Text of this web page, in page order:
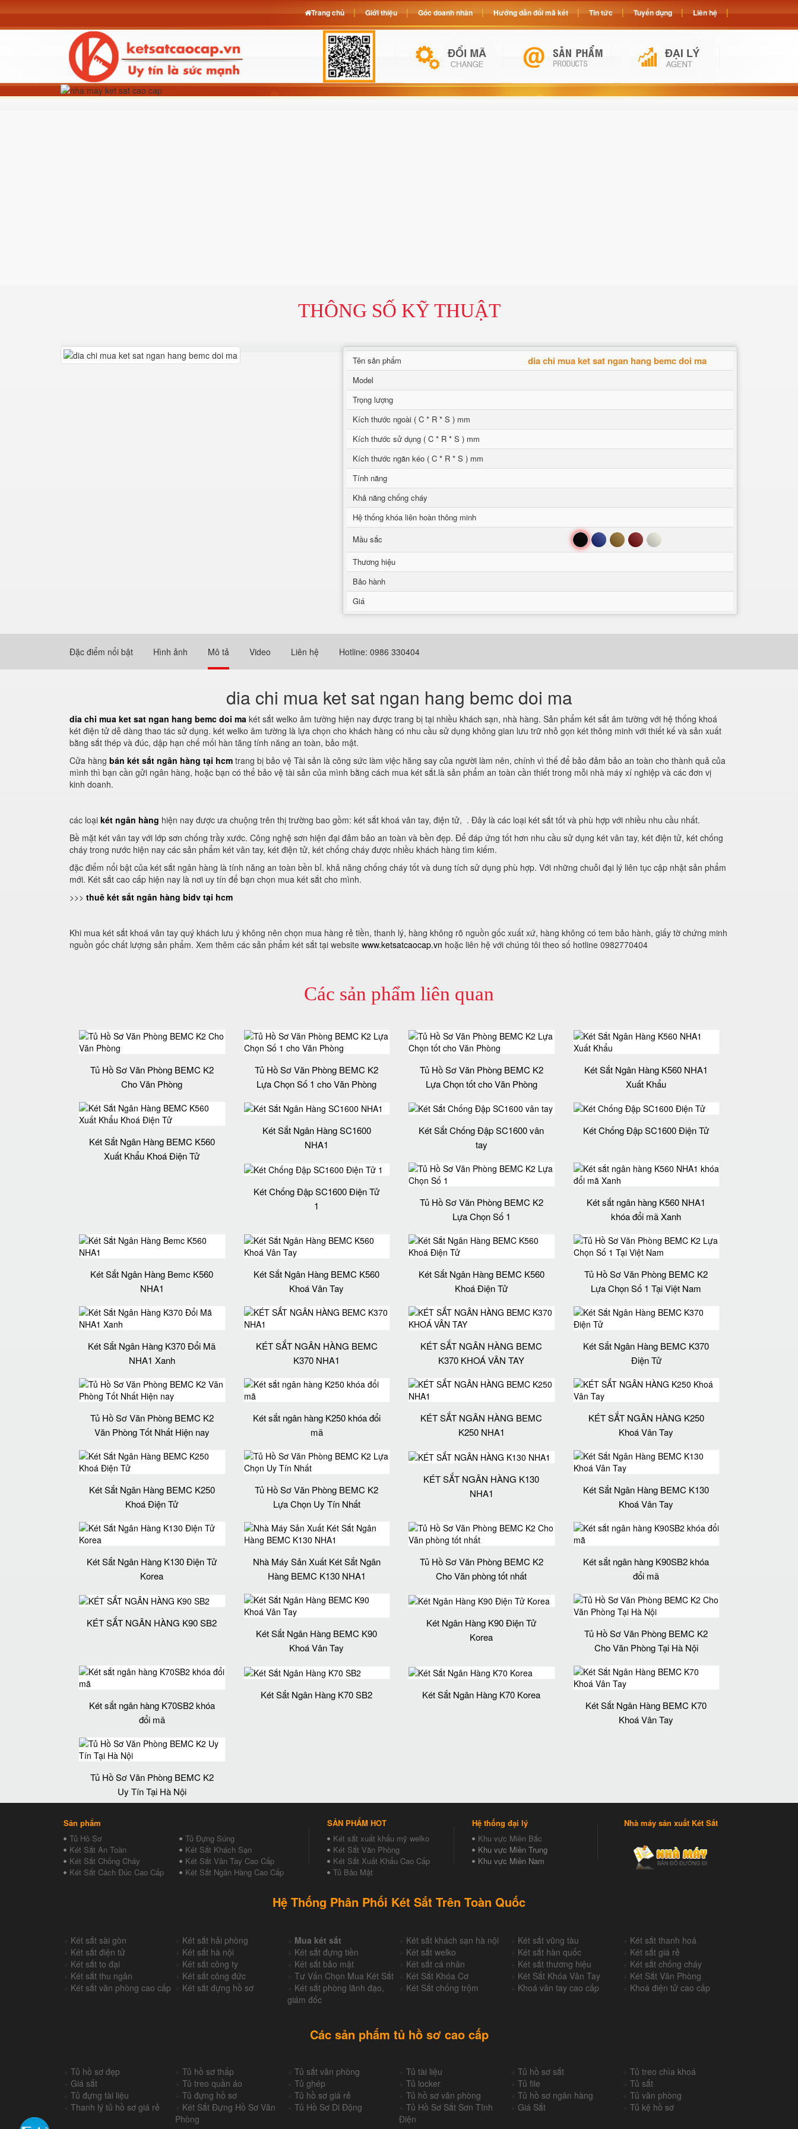
THÔNG SỐ KỸ THUẬT
Tên sản phẩm dia chi mua ket sat ngan hang bemc doi ma
Model
Trọng lượng
Kích thước ngoài ( C * R * S ) mm
Kích thước sử dụng ( C * R * S ) mm
Kích thước ngăn kéo ( C * R * S ) mm
Tính năng
Khả năng chống cháy
Hệ thống khóa liên hoàn thông minh
Mầu sắc
Đen Xanh Nâu Đỏ Trắng
Thương hiệu
Bảo hành
Giá
Đặc điểm nổi bật Hình ảnh Mô tả Video Liên hệ Hotline: 0986 330404
dia chi mua ket sat ngan hang bemc doi ma
dia chi mua ket sat ngan hang bemc doi ma két sắt welko âm tường hiện nay được trang bị tại nhiều khách sạn, nhà hàng. Sản phẩm két sắt âm tường với hệ thống khoá
két điện tử dễ dàng thao tác sử dụng. két welko âm tường là lựa chọn cho khách hàng có nhu cầu sử dụng không gian lưu trữ nhỏ gọn két thông minh với thiết kế và sản xuất
bằng sắt thép và đúc, dập hạn chế mối hàn tăng tính năng an toàn, bảo mật.
Cửa hàng bán két sắt ngân hàng tại hcm trang bị bảo vệ Tài sản là công sức làm việc hăng say của người làm nên, chính vì thế để bảo đảm bảo an toàn cho thành quả của
mình thì bạn cần gửi ngân hàng, hoặc bạn có thể bảo vệ tài sản của mình bằng cách mua két sắt.là sản phẩm an toàn cần thiết trong mỗi nhà máy xí nghiệp và các đơn vị
kinh doanh.
các loại két ngân hàng hiện nay được ưa chuộng trên thị trường bao gồm: két sắt khoá vân tay, điện tử, . Đây là các loại két sắt tốt và phù hợp với nhiều nhu cầu nhất.
Bề mặt két vân tay với lớp sơn chống trầy xước. Công nghệ sơn hiện đại đảm bảo an toàn và bền đẹp. Để đáp ứng tốt hơn nhu cầu sử dụng két vân tay, két điện tử, két chống
cháy trong nước hiện nay các sản phẩm két vân tay, két điện tử, két chống cháy được nhiều khách hàng tìm kiếm.
đặc điểm nổi bật của két sắt ngân hàng là tính năng an toàn bền bỉ. khả năng chống cháy tốt và dung tích sử dụng phù hợp. Với những chuỗi đại lý liên tục cập nhật sản phẩm
mới. Két sắt cao cấp hiện nay là nơi uy tín để bạn chọn mua két sắt cho mình.
>>> thuê két sắt ngân hàng bidv tại hcm
Khi mua két sắt khoá vân tay quý khách lưu ý không nên chọn mua hàng rẻ tiền, thanh lý, hàng không rõ nguồn gốc xuất xứ, hàng không có tem bảo hành, giấy tờ chứng minh
nguồn gốc chất lượng sản phẩm. Xem thêm các sản phẩm két sắt tại website www.ketsatcaocap.vn hoặc liên hệ với chúng tôi theo số hotline 0982770404
Các sản phẩm liên quan
Tủ Hồ Sơ Văn Phòng BEMC K2
Cho Văn Phòng
Tủ Hồ Sơ Văn Phòng BEMC K2
Lựa Chọn Số 1 cho Văn Phòng
Tủ Hồ Sơ Văn Phòng BEMC K2
Lựa Chọn tốt cho Văn Phòng
Két Sắt Ngân Hàng K560 NHA1
Xuất Khẩu
Két Sắt Ngân Hàng BEMC K560
Xuất Khẩu Khoá Điện Tử
Két Sắt Ngân Hàng SC1600
NHA1
Két Sắt Chống Đập SC1600 vân
tay
Két Chống Đập SC1600 Điện Tử
Két Chống Đập SC1600 Điện Tử
1
Tủ Hồ Sơ Văn Phòng BEMC K2
Lựa Chọn Số 1
Két sắt ngân hàng K560 NHA1
khóa đổi mã Xanh
Két Sắt Ngân Hàng Bemc K560
NHA1
Két Sắt Ngân Hàng BEMC K560
Khoá Vân Tay
Két Sắt Ngân Hàng BEMC K560
Khoá Điện Tử
Tủ Hồ Sơ Văn Phòng BEMC K2
Lựa Chọn Số 1 Tại Việt Nam
Két Sắt Ngân Hàng K370 Đổi Mã
NHA1 Xanh
KÉT SẮT NGÂN HÀNG BEMC
K370 NHA1
KÉT SẮT NGÂN HÀNG BEMC
K370 KHOÁ VÂN TAY
Két Sắt Ngân Hàng BEMC K370
Điện Tử
Tủ Hồ Sơ Văn Phòng BEMC K2
Văn Phòng Tốt Nhất Hiện nay
Két sắt ngân hàng K250 khóa đổi
mã
KÉT SẮT NGÂN HÀNG BEMC
K250 NHA1
KÉT SẮT NGÂN HÀNG K250
Khoá Vân Tay
Két Sắt Ngân Hàng BEMC K250
Khoá Điện Tử
Tủ Hồ Sơ Văn Phòng BEMC K2
Lựa Chọn Uy Tín Nhất
KÉT SẮT NGÂN HÀNG K130
NHA1
Két Sắt Ngân Hàng BEMC K130
Khoá Vân Tay
Két Sắt Ngân Hàng K130 Điện Tử
Korea
Nhà Máy Sản Xuất Két Sắt Ngân
Hàng BEMC K130 NHA1
Tủ Hồ Sơ Văn Phòng BEMC K2
Cho Văn phòng tốt nhất
Két sắt ngân hàng K90SB2 khóa
đổi mã
KÉT SẮT NGÂN HÀNG K90 SB2
Két Sắt Ngân Hàng BEMC K90
Khoá Vân Tay
Két Ngân Hàng K90 Điện Tử
Korea
Tủ Hồ Sơ Văn Phòng BEMC K2
Cho Văn Phòng Tại Hà Nội
Két sắt ngân hàng K70SB2 khóa
đổi mã
Két Sắt Ngân Hàng K70 SB2
Két Sắt Ngân Hàng K70 Korea
Két Sắt Ngân Hàng BEMC K70
Khoá Vân Tay
Tủ Hồ Sơ Văn Phòng BEMC K2
Uy Tín Tại Hà Nội
Sản phẩm
Tủ Hồ Sơ
Tủ Đựng Súng
Két Sắt An Toàn
Két Sắt Khách Sạn
Két Sắt Chống Cháy
Két Sắt Vân Tay Cao Cấp
Két Sắt Cách Đúc Cao Cấp
Két Sắt Ngân Hàng Cao Cấp
SẢN PHẨM HOT
Két sắt xuất khẩu mỹ welko
Két Sắt Văn Phòng
Két Sắt Xuất Khẩu Cao Cấp
Tủ Bảo Mật
Hệ thống đại lý
Khu vực Miền Bắc
Khu vực Miền Trung
Khu vực Miền Nam
Nhà máy sản xuất Két Sắt
Hệ Thống Phân Phối Két Sắt Trên Toàn Quốc
Két sắt sài gòn Két sắt hải phòng Mua két sắt Két sắt khách sạn hà nội Két sắt vũng tàu
Két sắt thanh hoá
Két sắt điện tử Két sắt hà nội Két sắt đựng tiền Két sắt welko Két sắt hàn quốc
Két sắt giá rẻ
Két sắt to đại Két sắt công ty Két sắt bảo mật Két sắt cá nhân Két sắt thương hiệu
Két sắt chống cháy
Két sắt thu ngân Két sắt công đức Tư Vấn Chọn Mua Két Sắt Két Sắt Khóa Cơ Két Sắt Khóa Vân Tay
Két Sắt Văn Phòng
Két sắt văn phòng cao cấp Két sắt đựng hồ sơ
Két sắt phòng lãnh đạo,
giám đốc
Két Sắt chống trộm Khoá vân tay cao cấp Khoá điện tử cao cấp
Các sản phẩm tủ hồ sơ cao cấp
Tủ hồ sơ đẹp +Tủ hồ sơ thấp Tủ sắt văn phòng Tủ tài liệu +Tủ hồ sơ sắt
Tủ treo chìa khoá
Giá sắt +Tủ treo quần áo Tủ ghép Tủ locker +Tủ file
Tủ sắt
Tủ đựng tài liệu +Tủ đựng hồ sơ Tủ hồ sơ giá rẻ Tủ hồ sơ văn phòng +Tủ hồ sơ ngân hàng
Tủ văn phòng
Thanh lý tủ hồ sơ giá rẻ
Két Sắt Đựng Hồ Sơ Văn
Phòng
Tủ Hồ Sơ Di Động
Tủ Hồ Sơ Sắt Sơn Tĩnh
Điện
+Giá Sắt Tủ kệ hồ sơ
Trang chủ Giới thiệu Góc doanh nhân Hướng dẫn đổi mã két Tin tức Tuyển dụng Liên hệ